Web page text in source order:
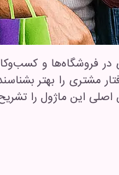
در فروشگاه‌ها و
مشتری را بهتر
این ماژول را